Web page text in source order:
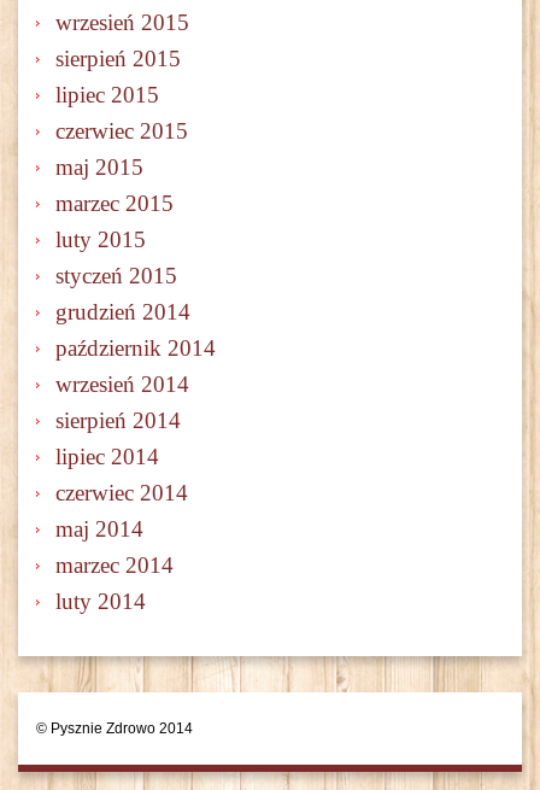
wrzesień 2015
sierpień 2015
lipiec 2015
czerwiec 2015
maj 2015
marzec 2015
luty 2015
styczeń 2015
grudzień 2014
październik 2014
wrzesień 2014
sierpień 2014
lipiec 2014
czerwiec 2014
maj 2014
marzec 2014
luty 2014
© Pysznie Zdrowo 2014